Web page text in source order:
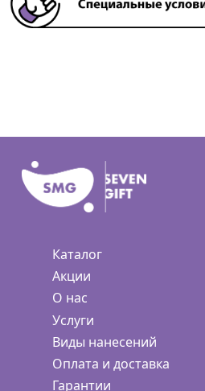
Каталог
Акции
О нас
Услуги
Виды нанесений
Оплата и доставка
Гарантии